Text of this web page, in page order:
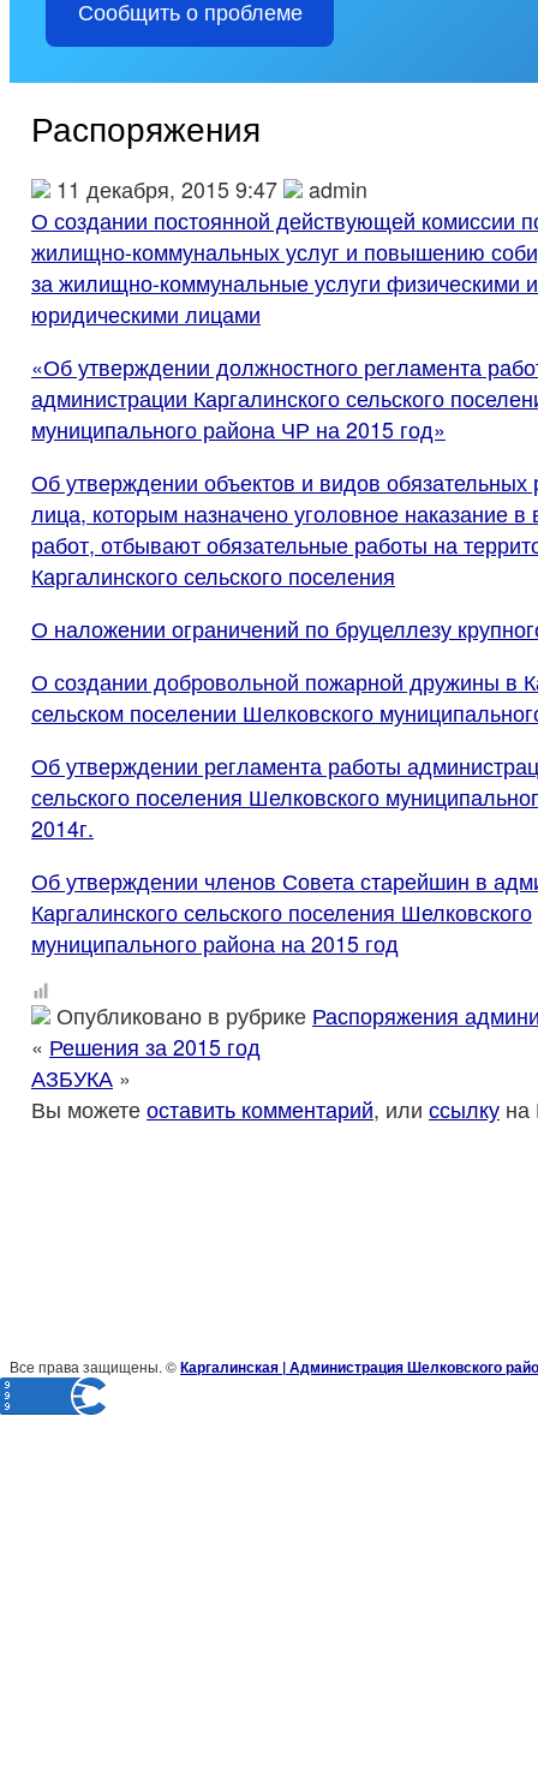
Сообщить о проблеме
Распоряжения
11 декабря, 2015 9:47
admin
О создании постоянной действующей комиссии
жилищно-коммунальных услуг и повышению
за жилищно-коммунальные услуги физическими и
юридическими лицами
«Об утверждении должностного регламента
администрации Каргалинского сельского
муниципального района ЧР на 2015 год»
Об утверждении объектов и видов обязательных
лица, которым назначено уголовное наказание в
работ, отбывают обязательные работы на
Каргалинского сельского поселения
О наложении ограничений по бруцеллезу
О создании добровольной пожарной дружины в
сельском поселении Шелковского
Об утверждении регламента работы
сельского поселения Шелковского
2014г.
Об утверждении членов Совета старейшин в
Каргалинского сельского поселения Шелковского
муниципального района на 2015 год
Опубликовано в рубрике Распоряжения
« Решения за 2015 год
АЗБУКА »
Вы можете оставить комментарий, или ссылку на
Все права защищены. ©Каргалинская | Администрация Шелковского